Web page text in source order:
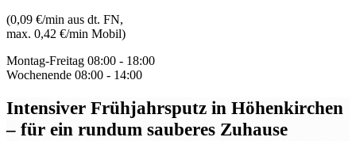
(0,09 €/min aus dt. FN,
max. 0,42 €/min Mobil)
Montag-Freitag 08:00 - 18:00
Wochenende 08:00 - 14:00
Intensiver Frühjahrsputz in Höhenkirchen
– für ein rundum sauberes Zuhause